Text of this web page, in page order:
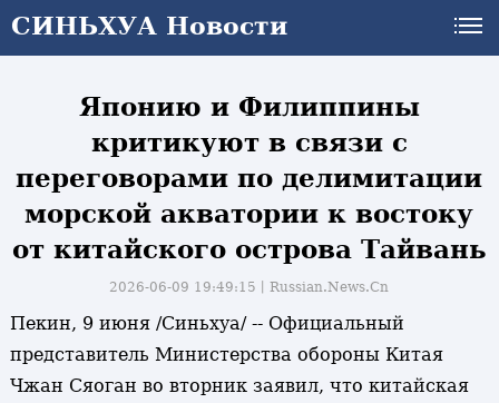
СИНЬХУА Новости
СИНЬХУА Новости
Японию и Филиппины
критикуют в связи с
переговорами по делимитации
морской акватории к востоку
от китайского острова Тайвань
2026-06-09 19:49:15丨Russian.News.Cn
Пекин, 9 июня /Синьхуа/ -- Официальный
представитель Министерства обороны Китая
Чжан Сяоган во вторник заявил, что китайская